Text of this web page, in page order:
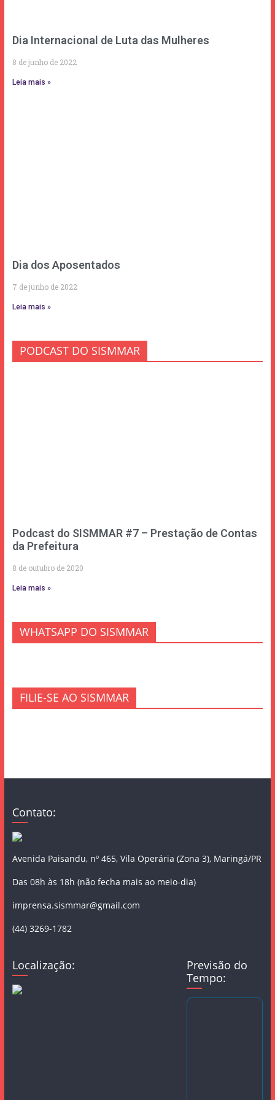
Dia Internacional de Luta das Mulheres
8 de junho de 2022
Leia mais »
Dia dos Aposentados
7 de junho de 2022
Leia mais »
PODCAST DO SISMMAR
Podcast do SISMMAR #7 – Prestação de Contas
da Prefeitura
8 de outubro de 2020
Leia mais »
WHATSAPP DO SISMMAR
FILIE-SE AO SISMMAR
Contato:
Avenida Paisandu, nº 465, Vila Operária (Zona 3), Maringá/PR
Das 08h às 18h (não fecha mais ao meio-dia)
imprensa.sismmar@gmail.com
(44) 3269-1782
Localização:
Previsão do
Tempo: